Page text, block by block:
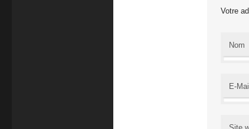
Votre
Nom
E-Mail